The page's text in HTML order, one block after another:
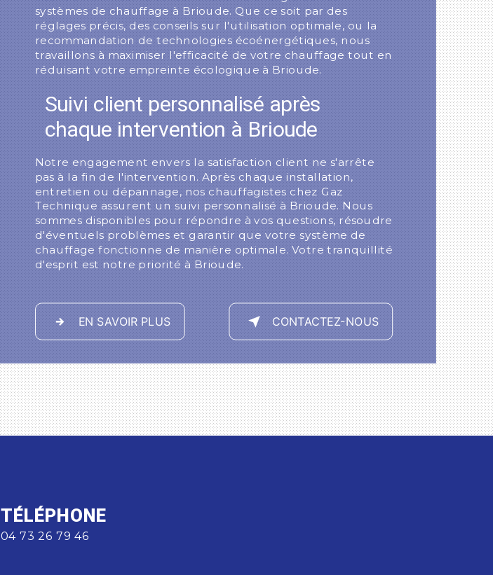
systèmes de chauffage à Brioude. Que ce soit par des
réglages précis, des conseils sur l'utilisation optimale, ou la
recommandation de technologies écoénergétiques, nous
travaillons à maximiser l'efficacité de votre chauffage tout en
réduisant votre empreinte écologique à Brioude.
Suivi client personnalisé après
chaque intervention à Brioude
Notre engagement envers la satisfaction client ne s'arrête
pas à la fin de l'intervention. Après chaque installation,
entretien ou dépannage, nos chauffagistes chez Gaz
Technique assurent un suivi personnalisé à Brioude. Nous
sommes disponibles pour répondre à vos questions, résoudre
d'éventuels problèmes et garantir que votre système de
chauffage fonctionne de manière optimale. Votre tranquillité
d'esprit est notre priorité à Brioude.
EN SAVOIR PLUS CONTACTEZ-NOUS
TÉLÉPHONE
04 73 26 79 46